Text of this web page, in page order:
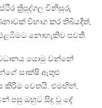
ත්‍රිපුද්ගල විනිසුරු
විභාග කර තිබියදීත්,
නොහැකිව පවතී.
යොමු වන්නේ
සාක්ෂි ඇතුළු
කිරීම වෙතයි. එමඟින්,
පසු ඔහුට සිදු වූ දේ